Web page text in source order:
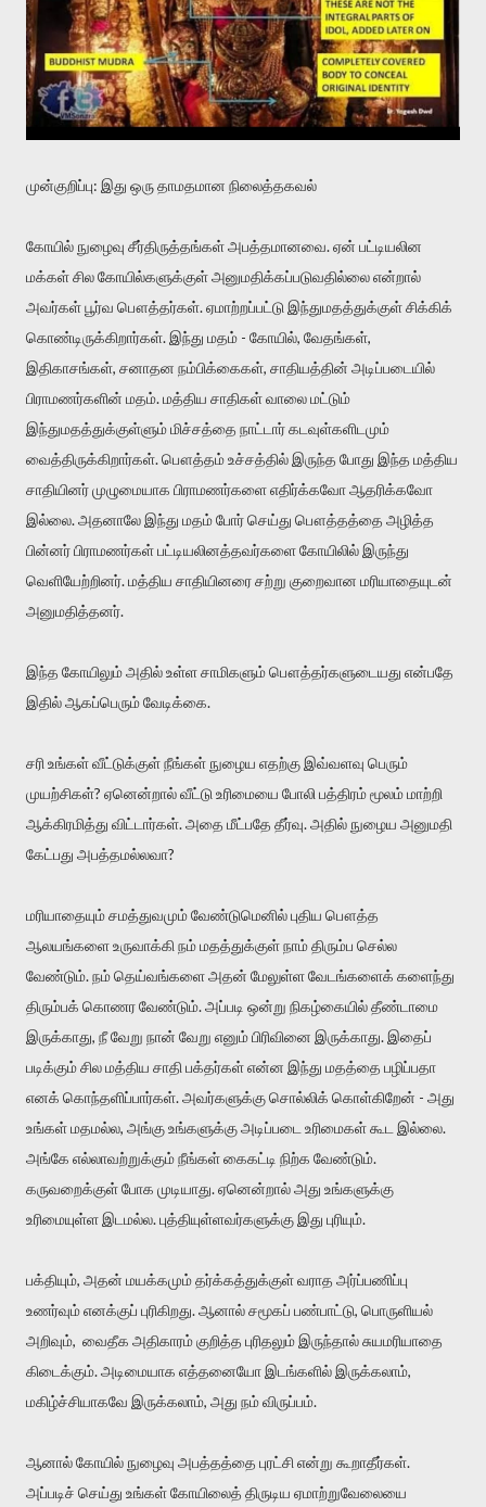
முன்குறிப்பு: இது ஒரு தாமதமான நிலைத்தகவல்
கோயில் நுழைவு சீர்திருத்தங்கள் அபத்தமானவை. ஏன் பட்டியலின
மக்கள் சில கோயில்களுக்குள் அனுமதிக்கப்படுவதில்லை என்றால்
அவர்கள் பூர்வ பௌத்தர்கள். ஏமாற்றப்பட்டு இந்துமதத்துக்குள் சிக்கிக்
கொண்டிருக்கிறார்கள். இந்து மதம் - கோயில், வேதங்கள்,
இதிகாசங்கள், சனாதன நம்பிக்கைகள், சாதியத்தின் அடிப்படையில்
பிராமணர்களின் மதம். மத்திய சாதிகள் வாலை மட்டும்
இந்துமதத்துக்குள்ளும் மிச்சத்தை நாட்டார் கடவுள்களிடமும்
வைத்திருக்கிறார்கள். பௌத்தம் உச்சத்தில் இருந்த போது இந்த மத்திய
சாதியினர் முழுமையாக பிராமணர்களை எதிர்க்கவோ ஆதரிக்கவோ
இல்லை. அதனாலே இந்து மதம் போர் செய்து பௌத்தத்தை அழித்த
பின்னர் பிராமணர்கள் பட்டியலினத்தவர்களை கோயிலில் இருந்து
வெளியேற்றினர். மத்திய சாதியினரை சற்று குறைவான மரியாதையுடன்
அனுமதித்தனர்.
இந்த கோயிலும் அதில் உள்ள சாமிகளும் பௌத்தர்களுடையது என்பதே
இதில் ஆகப்பெரும் வேடிக்கை.
சரி உங்கள் வீட்டுக்குள் நீங்கள் நுழைய எதற்கு இவ்வளவு பெரும்
முயற்சிகள்? ஏனென்றால் வீட்டு உரிமையை போலி பத்திரம் மூலம் மாற்றி
ஆக்கிரமித்து விட்டார்கள். அதை மீட்பதே தீர்வு. அதில் நுழைய அனுமதி
கேட்பது அபத்தமல்லவா?
மரியாதையும் சமத்துவமும் வேண்டுமெனில் புதிய பௌத்த
ஆலயங்களை உருவாக்கி நம் மதத்துக்குள் நாம் திரும்ப செல்ல
வேண்டும். நம் தெய்வங்களை அதன் மேலுள்ள வேடங்களைக் களைந்து
திரும்பக் கொணர வேண்டும். அப்படி ஒன்று நிகழ்கையில் தீண்டாமை
இருக்காது, நீ வேறு நான் வேறு எனும் பிரிவினை இருக்காது. இதைப்
படிக்கும் சில மத்திய சாதி பக்தர்கள் என்ன இந்து மதத்தை பழிப்பதா
எனக் கொந்தளிப்பார்கள். அவர்களுக்கு சொல்லிக் கொள்கிறேன் - அது
உங்கள் மதமல்ல, அங்கு உங்களுக்கு அடிப்படை உரிமைகள் கூட இல்லை.
அங்கே எல்லாவற்றுக்கும் நீங்கள் கைகட்டி நிற்க வேண்டும்.
கருவறைக்குள் போக முடியாது. ஏனென்றால் அது உங்களுக்கு
உரிமையுள்ள இடமல்ல. புத்தியுள்ளவர்களுக்கு இது புரியும்.
பக்தியும், அதன் மயக்கமும் தர்க்கத்துக்குள் வராத அர்ப்பணிப்பு
உணர்வும் எனக்குப் புரிகிறது. ஆனால் சமூகப் பண்பாட்டு, பொருளியல்
அறிவும், வைதீக அதிகாரம் குறித்த புரிதலும் இருந்தால் சுயமரியாதை
கிடைக்கும். அடிமையாக எத்தனையோ இடங்களில் இருக்கலாம்,
மகிழ்ச்சியாகவே இருக்கலாம், அது நம் விருப்பம்.
ஆனால் கோயில் நுழைவு அபத்தத்தை புரட்சி என்று கூறாதீர்கள்.
அப்படிச் செய்து உங்கள் கோயிலைத் திருடிய ஏமாற்றுவேலையை